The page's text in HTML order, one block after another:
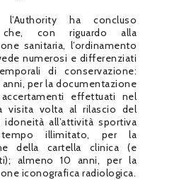
ha concluso
che, con riguardo alla
sanitaria, l’ordinamento
numerosi e differenziati
di conservazione:
per la documentazione
effettuati nel
visita volta al rilascio del
all’attività sportiva
tempo illimitato, per la
della cartella clinica (e
almeno 10 anni, per la
iconografica radiologica.